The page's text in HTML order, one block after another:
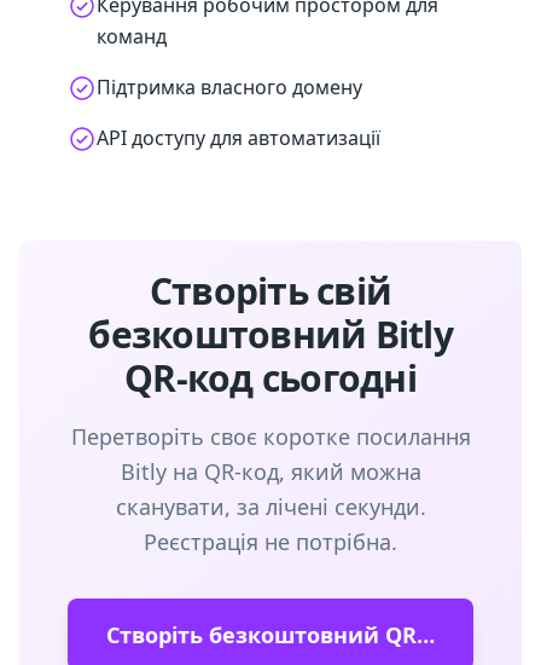
команд
Підтримка власного домену
API доступу для автоматизації
Створіть свій
безкоштовний Bitly
QR-код сьогодні
Перетворіть своє коротке посилання
Bitly на QR-код, який можна
сканувати, за лічені секунди.
Реєстрація не потрібна.
Створіть безкоштовний QR-код